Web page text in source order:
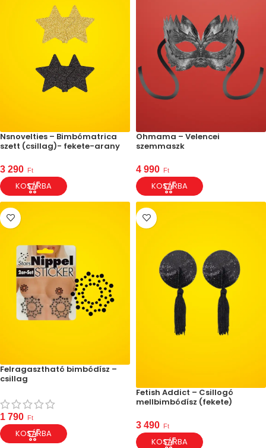
Nsnovelties – Bimbómatrica
szett (csillag)- fekete-arany
3 290 Ft
KOSÁRBA
Ohmama – Velencei
szemmaszk
4 990 Ft
KOSÁRBA
Felragasztható bimbódísz –
csillag
1 790 Ft
KOSÁRBA
Fetish Addict – Csillogó
mellbimbódísz (fekete)
3 490 Ft
KOSÁRBA